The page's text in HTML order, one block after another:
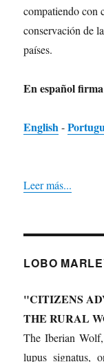
compatiendo con
conservación de
países.
En español
English-
Leer más...
LOBO
"CITIZENS
THE RURAL
The Iberian Wolf,
lupus signatus,